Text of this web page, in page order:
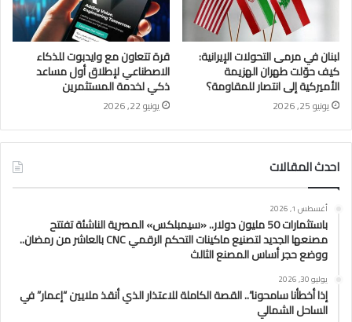
لبنان في مرمى التحولات الإيرانية:
كيف حوّلت طهران الهزيمة
الأميركية إلى انتصار للمقاومة؟
يونيو 25, 2026
قرة تتعاون مع وايدبوت للذكاء
الاصطناعي لإطلاق أول مساعد
ذكي لخدمة المستثمرين
يونيو 22, 2026
احدث المقالات
أغسطس 1, 2026
باستثمارات 50 مليون دولار.. «سيمبلكس» المصرية الناشئة تفتتح
مصنعها الجديد لتصنيع ماكينات التحكم الرقمي CNC بالعاشر من رمضان..
ووضع حجر أساس المصنع الثالث
يوليو 30, 2026
إذا أخطأنا سامحونا”.. القصة الكاملة للاعتذار الذي أنقذ ملايين “إعمار” في
الساحل الشمالي